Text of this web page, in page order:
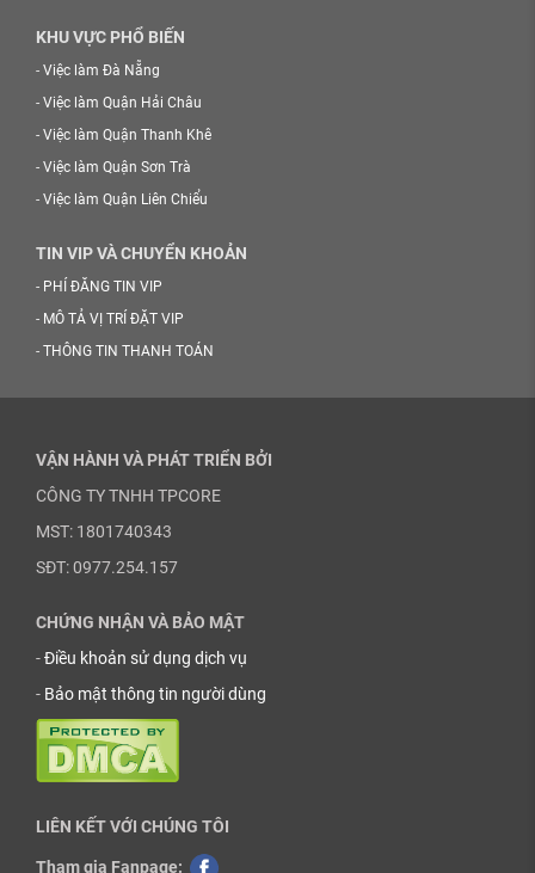
KHU VỰC PHỔ BIẾN
- Việc làm Đà Nẵng
- Việc làm Quận Hải Châu
- Việc làm Quận Thanh Khê
- Việc làm Quận Sơn Trà
- Việc làm Quận Liên Chiểu
TIN VIP VÀ CHUYỂN KHOẢN
- PHÍ ĐĂNG TIN VIP
- MÔ TẢ VỊ TRÍ ĐẶT VIP
- THÔNG TIN THANH TOÁN
VẬN HÀNH VÀ PHÁT TRIỂN BỞI
CÔNG TY TNHH TPCORE
MST: 1801740343
SĐT: 0977.254.157
CHỨNG NHẬN VÀ BẢO MẬT
-Điều khoản sử dụng dịch vụ
- Bảo mật thông tin người dùng
LIÊN KẾT VỚI CHÚNG TÔI
Tham gia Fanpage: